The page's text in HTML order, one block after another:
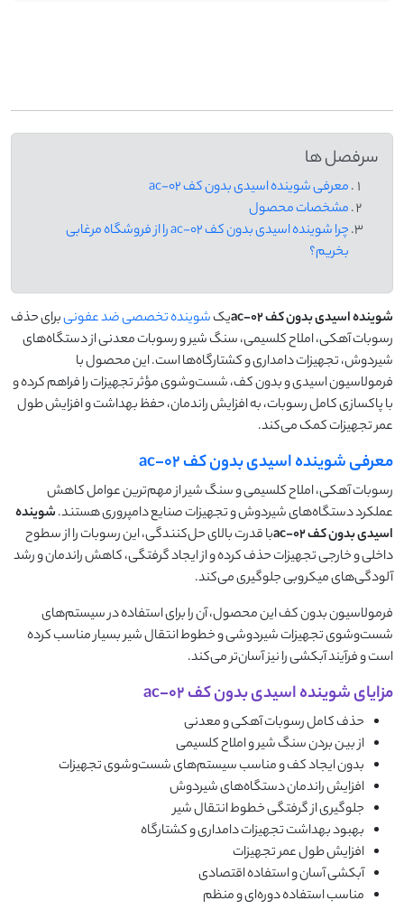
شوینده اسیدی بدون کفac-02یکشوینده تخصصی ضد عفونیبرای حذف
رسوبات آهکی، املاح کلسیمی، سنگ شیر و رسوبات معدنی از دستگاه‌های
شیردوش، تجهیزات دامداری و کشتارگاه‌ها است. این محصول با
فرمولاسیون اسیدی و بدون کف، شست‌وشوی مؤثر تجهیزات را فراهم کرده و
با پاکسازی کامل رسوبات، به افزایش راندمان، حفظ بهداشت و افزایش طول
عمر تجهیزات کمک می‌کند.
معرفی شوینده اسیدی بدون کف ac-02
رسوبات آهکی، املاح کلسیمی و سنگ شیر از مهم‌ترین عوامل کاهش
عملکرد دستگاه‌های شیردوش و تجهیزات صنایع دامپروری هستند.شوینده
اسیدی بدون کفac-02با قدرت بالای حل‌کنندگی، این رسوبات را از سطوح
داخلی و خارجی تجهیزات حذف کرده و از ایجاد گرفتگی، کاهش راندمان و رشد
آلودگی‌های میکروبی جلوگیری می‌کند.
فرمولاسیون بدون کف این محصول، آن را برای استفاده در سیستم‌های
شست‌وشوی تجهیزات شیردوشی و خطوط انتقال شیر بسیار مناسب کرده
است و فرآیند آبکشی را نیز آسان‌تر می‌کند.
مزایای شوینده اسیدی بدون کف ac-02
حذف کامل رسوبات آهکی و معدنی
از بین بردن سنگ شیر و املاح کلسیمی
بدون ایجاد کف و مناسب سیستم‌های شست‌وشوی تجهیزات
افزایش راندمان دستگاه‌های شیردوش
جلوگیری از گرفتگی خطوط انتقال شیر
بهبود بهداشت تجهیزات دامداری و کشتارگاه
افزایش طول عمر تجهیزات
آبکشی آسان و استفاده اقتصادی
مناسب استفاده دوره‌ای و منظم
سرفصل ها
معرفی شوینده اسیدی بدون کف ac-02
مشخصات محصول
چرا شوینده اسیدی بدون کف ac-02 را از فروشگاه مرغابی
بخریم؟